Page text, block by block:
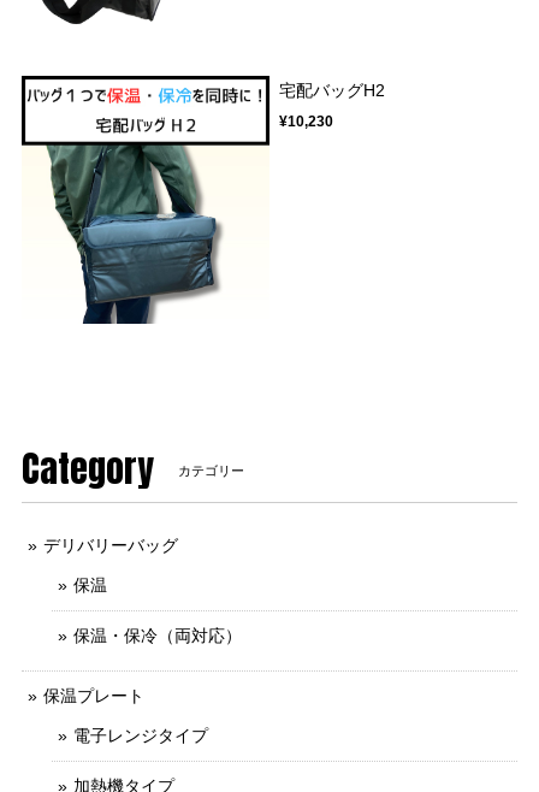
宅配バッグH2
¥10,230
Category カテゴリー
デリバリーバッグ
保温
保温・保冷（両対応）
保温プレート
電子レンジタイプ
加熱機タイプ